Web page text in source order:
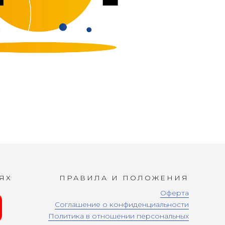
ПРАВИЛА И ПОЛОЖЕНИЯ
Оферта
Соглашение о конфиденциальности
Политика в отношении персональных